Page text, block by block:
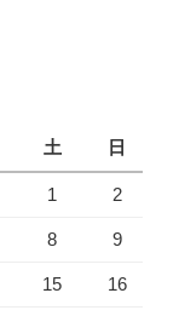
土 日
1 2
8 9
15 16